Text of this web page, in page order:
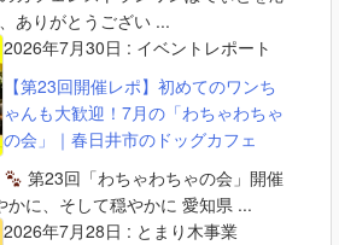
ありがとうござい ...
2026年7月30日 : イベントレポート
【第23回開催レポ】初めてのワンち
ゃんも大歓迎！7月の「わちゃわちゃ
の会」｜春日井市のドッグカフェ
第23回「わちゃわちゃの会」開催
かに、そして穏やかに 愛知県 ...
2026年7月28日 : とまり木事業